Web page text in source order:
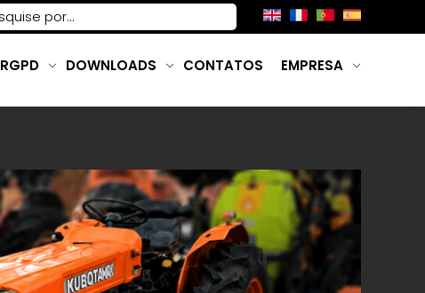
RGPD DOWNLOADS CONTATOS EMPRESA